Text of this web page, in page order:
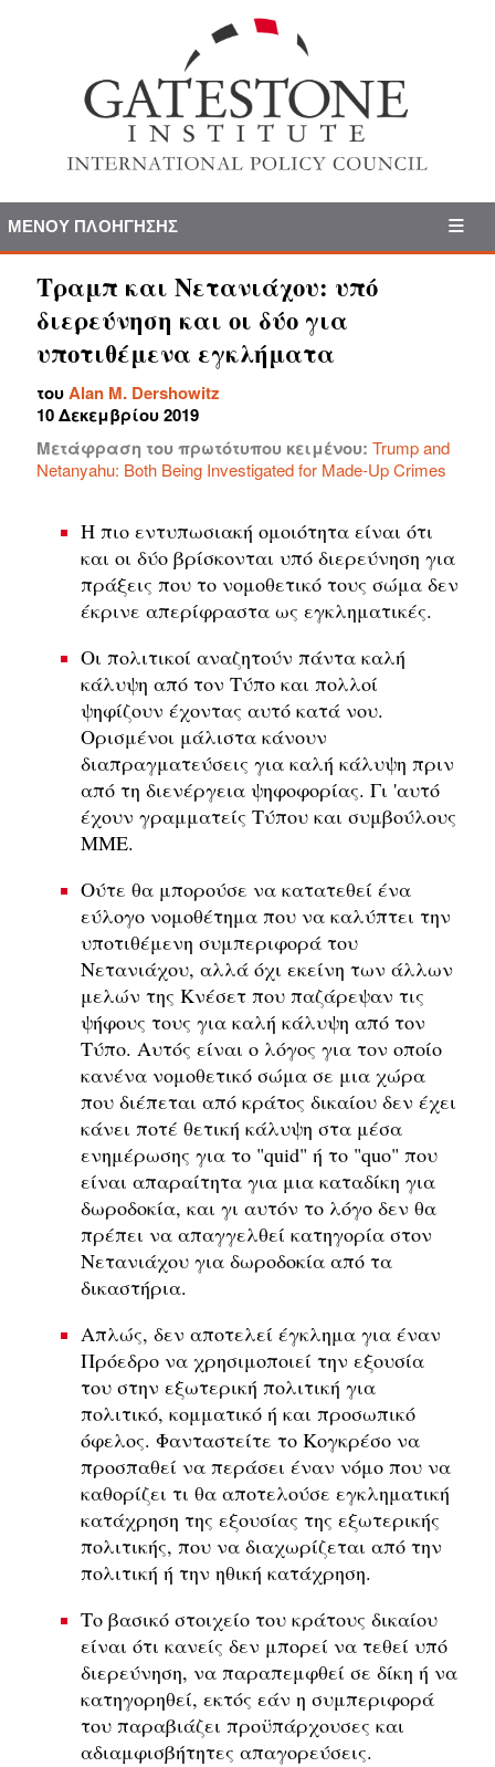
ΜΕΝΟΎ ΠΛΟΉΓΗΣΗΣ
Τραμπ και Νετανιάχου: υπό
διερεύνηση και οι δύο για
υποτιθέμενα εγκλήματα
τουAlan M. Dershowitz
10 Δεκεμβρίου 2019
Μετάφραση του πρωτότυπου κειμένου: Trump and
Netanyahu: Both Being Investigated for Made-Up Crimes
Η πιο εντυπωσιακή ομοιότητα είναι ότι
και οι δύο βρίσκονται υπό διερεύνηση για
πράξεις που το νομοθετικό τους σώμα δεν
έκρινε απερίφραστα ως εγκληματικές.
Οι πολιτικοί αναζητούν πάντα καλή
κάλυψη από τον Τύπο και πολλοί
ψηφίζουν έχοντας αυτό κατά νου.
Ορισμένοι μάλιστα κάνουν
διαπραγματεύσεις για καλή κάλυψη πριν
από τη διενέργεια ψηφοφορίας. Γι 'αυτό
έχουν γραμματείς Τύπου και συμβούλους
ΜΜΕ.
Ούτε θα μπορούσε να κατατεθεί ένα
εύλογο νομοθέτημα που να καλύπτει την
υποτιθέμενη συμπεριφορά του
Νετανιάχου, αλλά όχι εκείνη των άλλων
μελών της Κνέσετ που παζάρεψαν τις
ψήφους τους για καλή κάλυψη από τον
Τύπο. Αυτός είναι ο λόγος για τον οποίο
κανένα νομοθετικό σώμα σε μια χώρα
που διέπεται από κράτος δικαίου δεν έχει
κάνει ποτέ θετική κάλυψη στα μέσα
ενημέρωσης για το "quid" ή το "quo" που
είναι απαραίτητα για μια καταδίκη για
δωροδοκία, και γι αυτόν το λόγο δεν θα
πρέπει να απαγγελθεί κατηγορία στον
Νετανιάχου για δωροδοκία από τα
δικαστήρια.
Απλώς, δεν αποτελεί έγκλημα για έναν
Πρόεδρο να χρησιμοποιεί την εξουσία
του στην εξωτερική πολιτική για
πολιτικό, κομματικό ή και προσωπικό
όφελος. Φανταστείτε το Κογκρέσο να
προσπαθεί να περάσει έναν νόμο που να
καθορίζει τι θα αποτελούσε εγκληματική
κατάχρηση της εξουσίας της εξωτερικής
πολιτικής, που να διαχωρίζεται από την
πολιτική ή την ηθική κατάχρηση.
Το βασικό στοιχείο του κράτους δικαίου
είναι ότι κανείς δεν μπορεί να τεθεί υπό
διερεύνηση, να παραπεμφθεί σε δίκη ή να
κατηγορηθεί, εκτός εάν η συμπεριφορά
του παραβιάζει προϋπάρχουσες και
αδιαμφισβήτητες απαγορεύσεις.